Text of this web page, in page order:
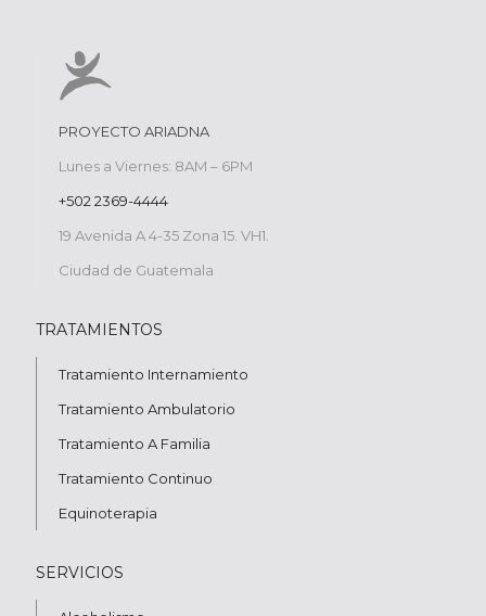
PROYECTO ARIADNA
Lunes a Viernes: 8AM – 6PM
+502 2369-4444
19 Avenida A 4-35 Zona 15. VH1.
Ciudad de Guatemala
TRATAMIENTOS
Tratamiento Internamiento
Tratamiento Ambulatorio
Tratamiento A Familia
Tratamiento Continuo
Equinoterapia
SERVICIOS